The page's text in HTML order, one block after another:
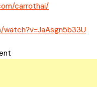
carrothai/